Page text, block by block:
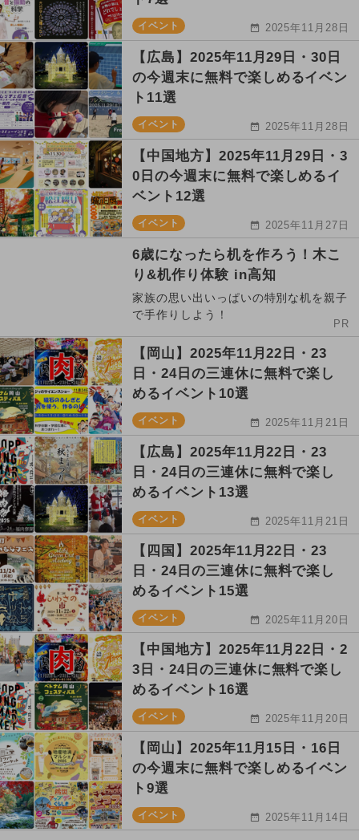
イベント 2025年11月28日
【広島】2025年11月29日・30日
の今週末に無料で楽しめるイベン
ト11選
イベント 2025年11月28日
【中国地方】2025年11月29日・3
0日の今週末に無料で楽しめるイ
ベント12選
イベント 2025年11月27日
6歳になったら机を作ろう！木こ
り&机作り体験 in高知
家族の思い出いっぱいの特別な机を親子
で手作りしよう！
PR
【岡山】2025年11月22日・23
日・24日の三連休に無料で楽し
めるイベント10選
イベント 2025年11月21日
【広島】2025年11月22日・23
日・24日の三連休に無料で楽し
めるイベント13選
イベント 2025年11月21日
【四国】2025年11月22日・23
日・24日の三連休に無料で楽し
めるイベント15選
イベント 2025年11月20日
【中国地方】2025年11月22日・2
3日・24日の三連休に無料で楽し
めるイベント16選
イベント 2025年11月20日
【岡山】2025年11月15日・16日
の今週末に無料で楽しめるイベン
ト9選
イベント 2025年11月14日